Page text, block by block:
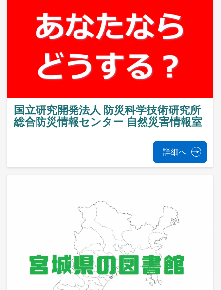
国立研究開発法人 防災科学技術研究所
総合防災情報センター 自然災害情報室
詳細へ